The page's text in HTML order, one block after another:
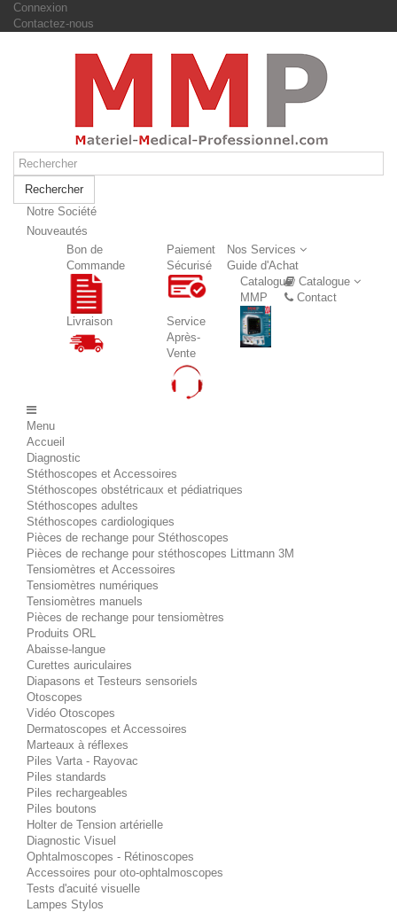
Connexion
Contactez-nous
Rechercher
Notre Société
Nouveautés
Nos Services
Bon de
Commande
Paiement
Sécurisé
Livraison
Service
Après-
Vente
Guide d'Achat
Catalogue
Catalogue
MMP
Contact
Menu
Accueil
Diagnostic
Stéthoscopes et Accessoires
Stéthoscopes obstétricaux et pédiatriques
Stéthoscopes adultes
Stéthoscopes cardiologiques
Pièces de rechange pour Stéthoscopes
Pièces de rechange pour stéthoscopes Littmann 3M
Tensiomètres et Accessoires
Tensiomètres numériques
Tensiomètres manuels
Pièces de rechange pour tensiomètres
Produits ORL
Abaisse-langue
Curettes auriculaires
Diapasons et Testeurs sensoriels
Otoscopes
Vidéo Otoscopes
Dermatoscopes et Accessoires
Marteaux à réflexes
Piles Varta - Rayovac
Piles standards
Piles rechargeables
Piles boutons
Holter de Tension artérielle
Diagnostic Visuel
Ophtalmoscopes - Rétinoscopes
Accessoires pour oto-ophtalmoscopes
Tests d'acuité visuelle
Lampes Stylos